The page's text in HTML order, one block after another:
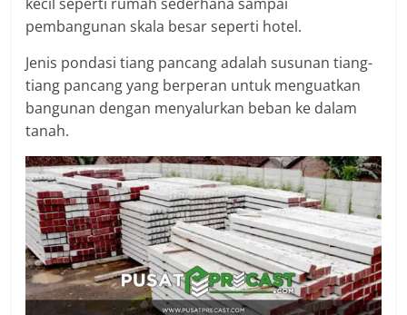
pembangunan skala besar seperti hotel.
Jenis pondasi tiang pancang adalah susunan tiang-
tiang pancang yang berperan untuk menguatkan
bangunan dengan menyalurkan beban ke dalam
tanah.